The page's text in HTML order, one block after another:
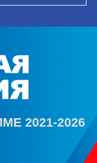
2021-2026